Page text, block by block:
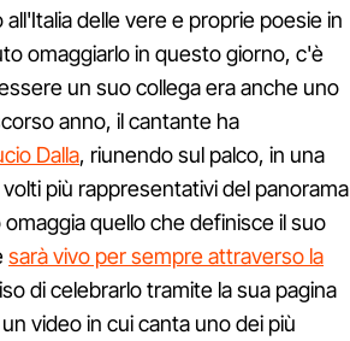
delle vere e proprie poesie in
omaggiarlo in questo giorno, c'è
un suo collega era anche uno
anno, il cantante ha
Dalla, riunendo sul palco, in una
più rappresentativi del panorama
quello che definisce il suo
sarà vivo per sempre attraverso la
di celebrarlo tramite la sua pagina
video in cui canta uno dei più